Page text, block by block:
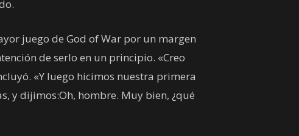
juego de God of War por un margen
de serlo en un principio. «Creo
«Y luego hicimos nuestra primera
y dijimos:Oh, hombre. Muy bien, ¿qué